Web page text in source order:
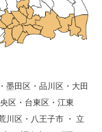
墨田区・品川区・大田
区・台東区・江東
川区・八王子市 ・ 立